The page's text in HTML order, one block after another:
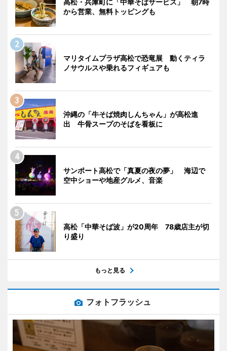
高松・兵庫町に「中華そばサービス」 朝7時
から営業、無料トッピングも
マリタイムプラザ高松で恐竜展 動くティラ
ノサウルスや乗れるフィギュアも
沖縄の「牛そば焼肉しんちゃん」が高松進
出 牛骨スープのそばを看板に
サンポート高松で「真夏の夜の夢」 海辺で
空中ショーや地産グルメ、音楽
高松「中華そば波」が20周年 78歳店主が切
り盛り
もっと見る
フォトフラッシュ